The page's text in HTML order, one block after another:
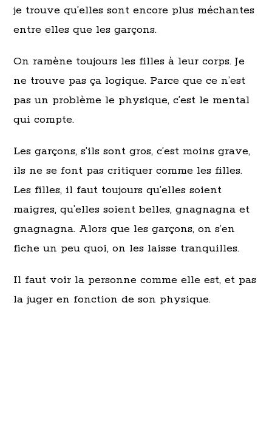
je trouve qu’elles sont encore plus méchantes
entre elles que les garçons.
On ramène toujours les filles à leur corps. Je
ne trouve pas ça logique. Parce que ce n’est
pas un problème le physique, c’est le mental
qui compte.
Les garçons, s’ils sont gros, c’est moins grave,
ils ne se font pas critiquer comme les filles.
Les filles, il faut toujours qu’elles soient
maigres, qu’elles soient belles, gnagnagna et
gnagnagna. Alors que les garçons, on s’en
fiche un peu quoi, on les laisse tranquilles.
Il faut voir la personne comme elle est, et pas
la juger en fonction de son physique.